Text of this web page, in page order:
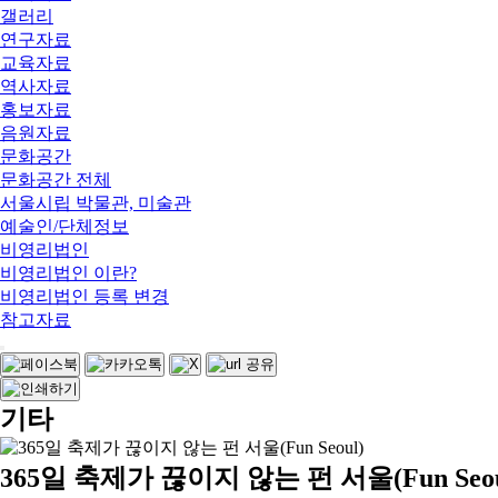
갤러리
연구자료
교육자료
역사자료
홍보자료
음원자료
문화공간
문화공간 전체
서울시립 박물관, 미술관
예술인/단체정보
비영리법인
비영리법인 이란?
비영리법인 등록 변경
참고자료
기타
365일 축제가 끊이지 않는 펀 서울(Fun